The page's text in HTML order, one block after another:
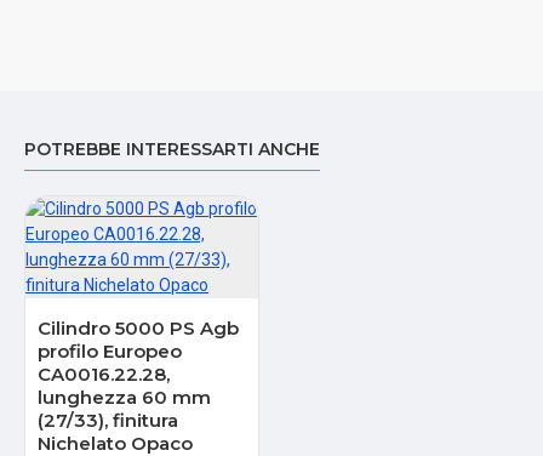
POTREBBE INTERESSARTI ANCHE
Cilindro 5000 PS Agb
profilo Europeo
CA0016.22.28,
lunghezza 60 mm
(27/33), finitura
Nichelato Opaco